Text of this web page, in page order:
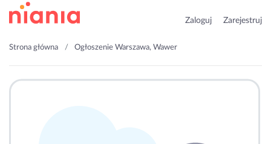
Zaloguj Zarejestruj
Strona główna Ogłoszenie Warszawa, Wawer